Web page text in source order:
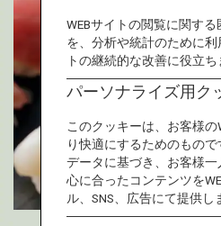
WEBサイトの閲覧に関す
を、分析や統計のために利
トの継続的な改善に役立ち
パーソナライズ用ク
このクッキーは、お客様の
り快適にするためのもの
データに基づき、お客様
心に合ったコンテンツを
ル、SNS、広告にて提供し